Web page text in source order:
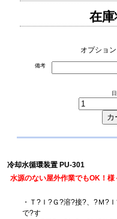
在
オプショ
備考
冷却水循環装置 PU-301
水源のない屋外作業でもOK！
・Ｔ?Ｉ?Ｇ?溶?接?、?Ｍ?
で?す